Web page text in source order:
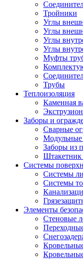
Тройники
Углы
Углы
Углы
Углы
Муфты
Трубы
Теплоизоляция
Каменная
Заборы и
Сварные
Модульные
Заборы из
Штакетник
Системы
Системы
Системы
Элементы
Стеновые